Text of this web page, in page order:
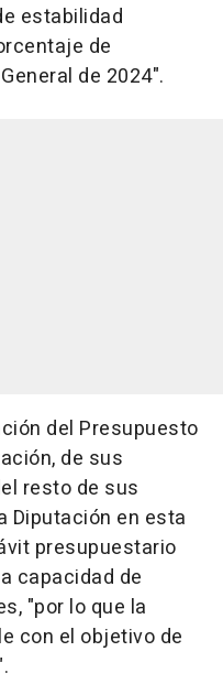
estabilidad
de
de 2024".
del Presupuesto
de sus
resto de sus
Diputación en esta
presupuestario
capacidad de
"por lo que la
con el objetivo de